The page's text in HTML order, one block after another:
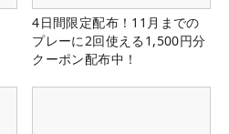
4日間限定配布！11月までの
プレーに2回使える1,500円分
クーポン配布中！